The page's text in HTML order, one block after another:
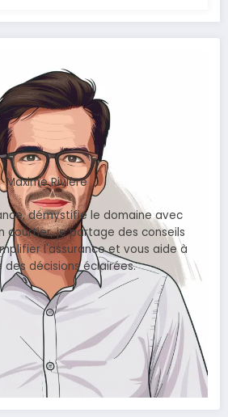
Maxime Rivière
démystifie le domaine avec
courtier, je partage des conseils
l'assurance et vous aide à
des décisions éclairées.